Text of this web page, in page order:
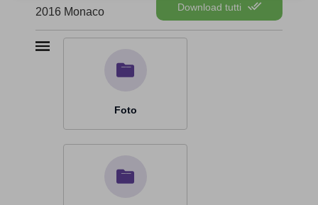
Download tutti
2016 Monaco
Foto